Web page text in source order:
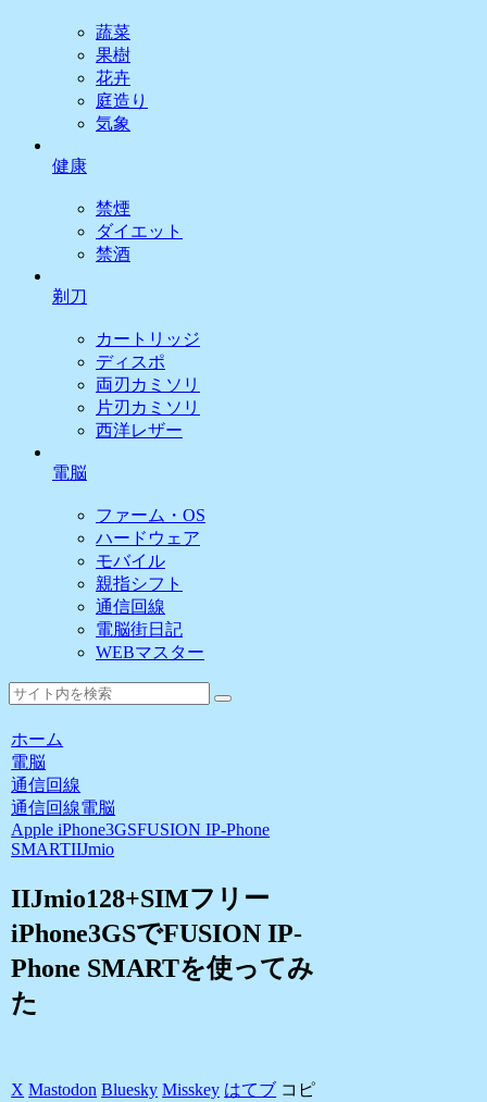
蔬菜
果樹
花卉
庭造り
気象
健康
禁煙
ダイエット
禁酒
剃刀
カートリッジ
ディスポ
両刃カミソリ
片刃カミソリ
西洋レザー
電脳
ファーム・OS
ハードウェア
モバイル
親指シフト
通信回線
電脳街日記
WEBマスター
ホーム
電脳
通信回線
通信回線電脳
Apple iPhone3GSFUSION IP-Phone
SMARTIIJmio
IIJmio128+SIMフリー
iPhone3GSでFUSION IP-
Phone SMARTを使ってみ
た
X Mastodon Bluesky Misskey はてブ コピ